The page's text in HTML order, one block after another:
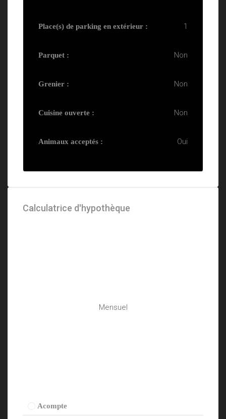
Place(s) de parking en extérieur : 1
Parquet : Non
Grenier : Non
Cuisine ouverte : Non
Animaux acceptés : Oui
Calculatrice d'hypothèque
Mensuel
Acompte